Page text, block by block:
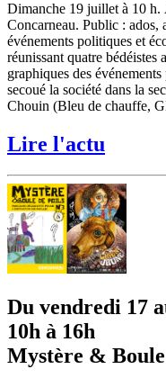
Dimanche 19 juillet à 10
Concarneau. Public :
événements politiques et
réunissant quatre
graphiques des
secoué la société dans la
Chouin (Bleu de chauffe,
Lire l'actu
Du vendredi 17
10h à 16h
Mystère &